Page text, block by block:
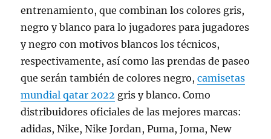
entrenamiento, que combinan los colores gris,
negro y blanco para lo jugadores para jugadores
y negro con motivos blancos los técnicos,
respectivamente, así como las prendas de paseo
que serán también de colores negro,camisetas
mundial qatar 2022 gris y blanco. Como
distribuidores oficiales de las mejores marcas:
adidas, Nike, Nike Jordan, Puma, Joma, New